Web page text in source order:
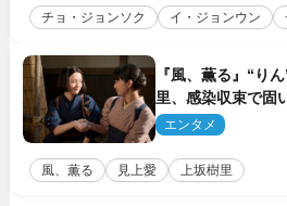
チョ・ジョンソク イ・ジョンウン
『風、薫る』“り
里、感染収束で
バディは最強」「
エンタメ
風、薫る 見上愛 上坂樹里